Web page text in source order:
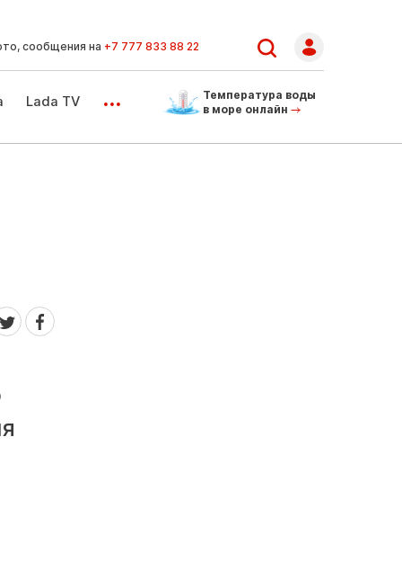
сообщения на +7 777 833 88 22
Lada TV ...
Температура воды
в море онлайн